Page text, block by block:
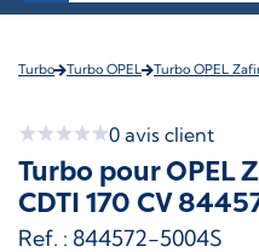
Turbo Turbo OPEL Turbo OPEL
0 avis client
Turbo pour OPEL
CDTI 170 CV
Ref. : 844572-5004S